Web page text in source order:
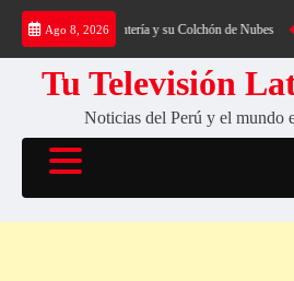
Saltar
contenido
Ago 8, 2026
al Cerro Cantería y su Colchón de Nubes
Tu Televisión
Noticias del Perú y el mundo